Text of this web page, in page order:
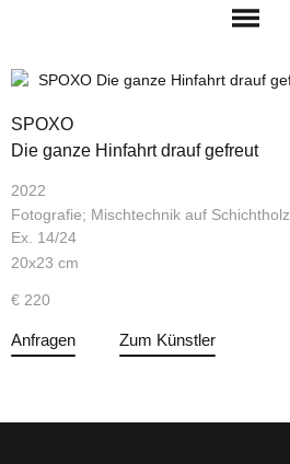
SPOXO
Die ganze Hinfahrt drauf gefreut
2022
Fotografie; Mischtechnik auf Schichtholz
Ex. 14/24
20x23 cm
€ 220
Anfragen Zum Künstler